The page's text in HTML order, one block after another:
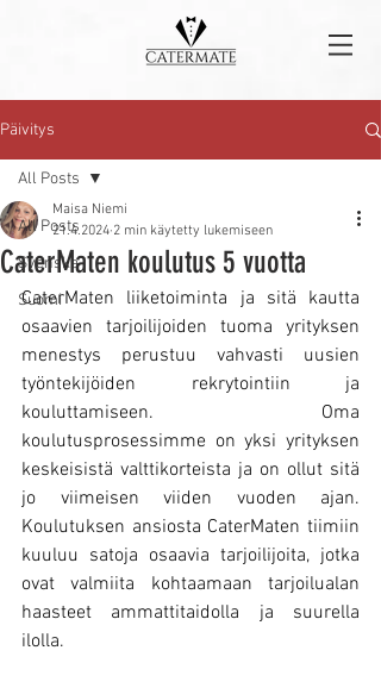
Päivitys
All Posts
Svenska
Suomi
All Posts
CaterMaten koulutus 5 vuotta
Maisa Niemi
21.4.2024 2 min käytetty lukemiseen
CaterMaten liiketoiminta ja sitä kautta
osaavien tarjoilijoiden tuoma yrityksen
menestys perustuu vahvasti uusien
työntekijöiden rekrytointiin ja
kouluttamiseen. Oma
koulutusprosessimme on yksi yrityksen
keskeisistä valttikorteista ja on ollut sitä
jo viimeisen viiden vuoden ajan.
Koulutuksen ansiosta CaterMaten tiimiin
kuuluu satoja osaavia tarjoilijoita, jotka
ovat valmiita kohtaamaan tarjoilualan
haasteet ammattitaidolla ja suurella
ilolla.